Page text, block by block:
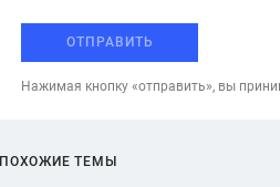
ОТПРАВИТЬ
Нажимая кнопку «отправить», вы
ПОХОЖИЕ ТЕМЫ